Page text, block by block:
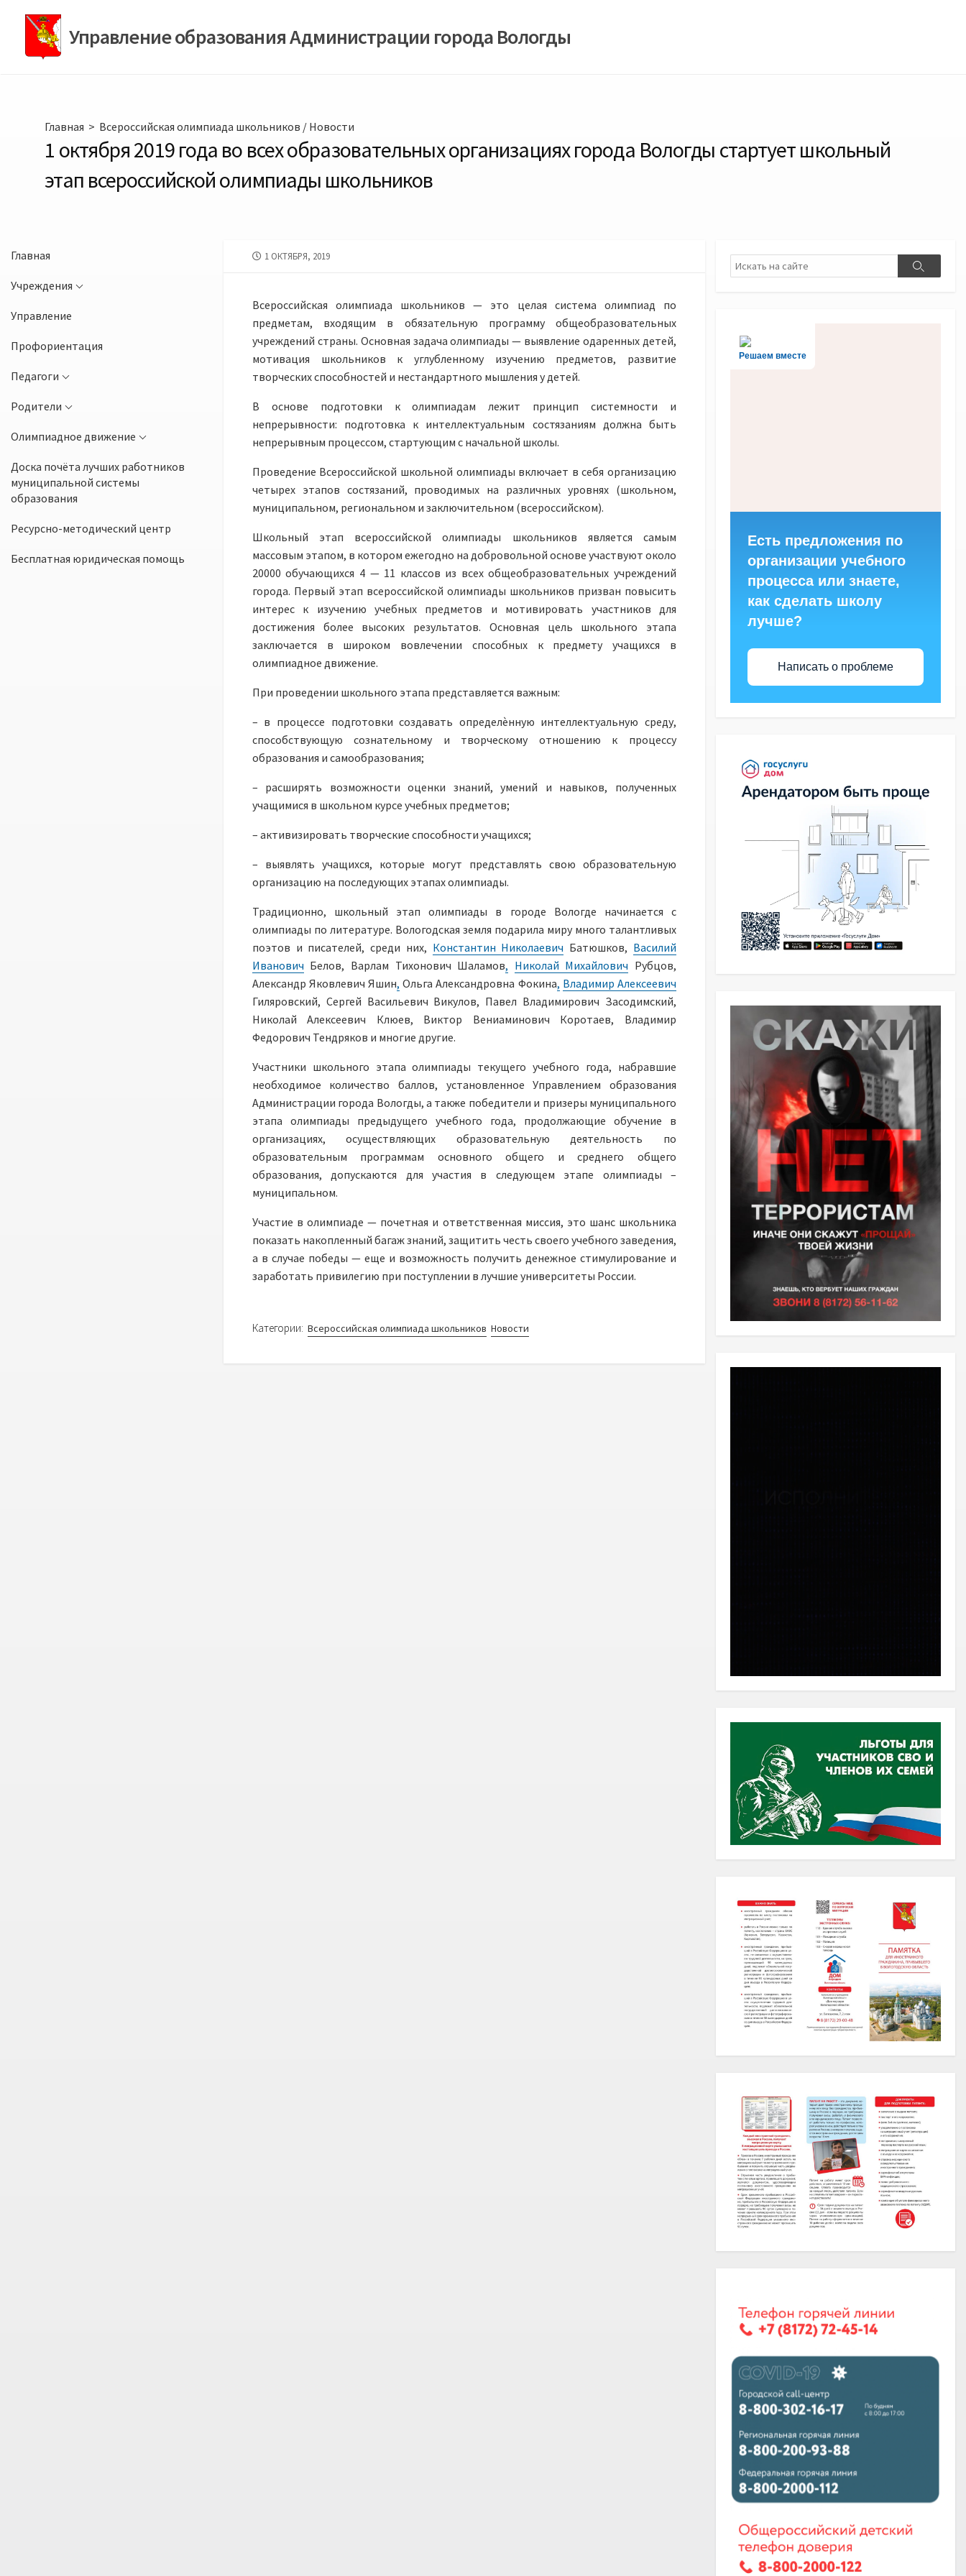
содержимомуУправление образования Администрации города Вологды
Главная > Всероссийская олимпиада школьников / Новости
1 октября 2019 года во всех образовательных организациях города Вологды стартует школьный
этап всероссийской олимпиады школьников
Главная
Учреждения
Управление
Профориентация
Педагоги
Родители
Олимпиадное движение
Доска почёта лучших работников
муниципальной системы
образования
Ресурсно-методический центр
Бесплатная юридическая помощь
ДАТА
1 ОКТЯБРЯ, 2019
Всероссийская олимпиада школьников — это целая система олимпиад по
предметам, входящим в обязательную программу общеобразовательных
учреждений страны. Основная задача олимпиады — выявление одаренных детей,
мотивация школьников к углубленному изучению предметов, развитие
творческих способностей и нестандартного мышления у детей.
В основе подготовки к олимпиадам лежит принцип системности и
непрерывности: подготовка к интеллектуальным состязаниям должна быть
непрерывным процессом, стартующим с начальной школы.
Проведение Всероссийской школьной олимпиады включает в себя организацию
четырех этапов состязаний, проводимых на различных уровнях (школьном,
муниципальном, региональном и заключительном (всероссийском).
Школьный этап всероссийской олимпиады школьников является самым
массовым этапом, в котором ежегодно на добровольной основе участвуют около
20000 обучающихся 4 — 11 классов из всех общеобразовательных учреждений
города. Первый этап всероссийской олимпиады школьников призван повысить
интерес к изучению учебных предметов и мотивировать участников для
достижения более высоких результатов. Основная цель школьного этапа
заключается в широком вовлечении способных к предмету учащихся в
олимпиадное движение.
При проведении школьного этапа представляется важным:
– в процессе подготовки создавать определѐнную интеллектуальную среду,
способствующую сознательному и творческому отношению к процессу
образования и самообразования;
– расширять возможности оценки знаний, умений и навыков, полученных
учащимися в школьном курсе учебных предметов;
– активизировать творческие способности учащихся;
– выявлять учащихся, которые могут представлять свою образовательную
организацию на последующих этапах олимпиады.
Традиционно, школьный этап олимпиады в городе Вологде начинается с
олимпиады по литературе. Вологодская земля подарила миру много талантливых
поэтов и писателей, среди них, Константин Николаевич Батюшков, Василий
Иванович Белов, Варлам Тихонович Шаламов, Николай Михайлович Рубцов,
Александр Яковлевич Яшин, Ольга Александровна Фокина, Владимир Алексеевич
Гиляровский, Сергей Васильевич Викулов, Павел Владимирович Засодимский,
Николай Алексеевич Клюев, Виктор Вениаминович Коротаев, Владимир
Федорович Тендряков и многие другие.
Участники школьного этапа олимпиады текущего учебного года, набравшие
необходимое количество баллов, установленное Управлением образования
Администрации города Вологды, а также победители и призеры муниципального
этапа олимпиады предыдущего учебного года, продолжающие обучение в
организациях, осуществляющих образовательную деятельность по
образовательным программам основного общего и среднего общего
образования, допускаются для участия в следующем этапе олимпиады –
муниципальном.
Участие в олимпиаде — почетная и ответственная миссия, это шанс школьника
показать накопленный багаж знаний, защитить честь своего учебного заведения,
а в случае победы — еще и возможность получить денежное стимулирование и
заработать привилегию при поступлении в лучшие университеты России.
Категории: Всероссийская олимпиада школьников Новости
Поиск
Поиск
Решаем вместе
Есть предложения по
организации учебного
процесса или знаете,
как сделать школу
лучше?
Написать о проблеме